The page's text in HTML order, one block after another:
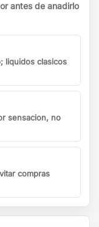
antes de anadirlo
liquidos clasicos
sensacion, no
compras